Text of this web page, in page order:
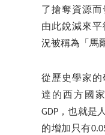
了搶奪資源
由此銳減來
況被稱為「馬
從歷史學家的
達的西方國
GDP，也就是
的增加只有